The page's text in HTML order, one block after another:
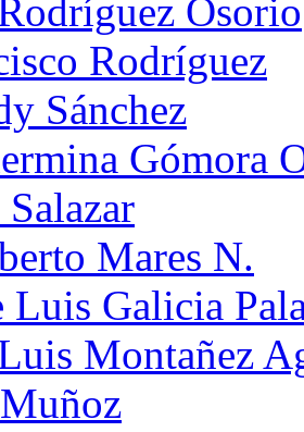
Osorio
Rodríguez
Sánchez
Gómora
Mares N.
Luis Galicia
Montañez